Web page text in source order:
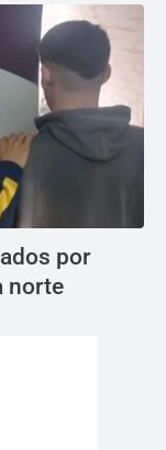
por
norte